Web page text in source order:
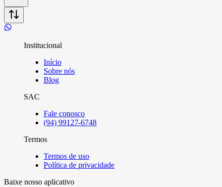
Institucional
Início
Sobre nós
Blog
SAC
Fale conosco
(94) 99127-6748
Termos
Termos de uso
Política de privacidade
Baixe nosso aplicativo